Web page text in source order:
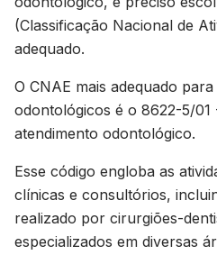
(Classificação Nacional de
adequado.
O CNAE mais adequado
odontológicos é o 8622-5/01
atendimento odontológico.
Esse código engloba as
clínicas e consultórios,
realizado por cirurgiões-
especializados em diversas